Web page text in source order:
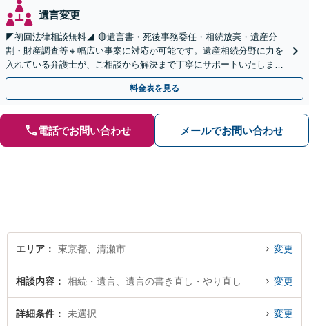
遺言変更
◤初回法律相談無料◢ 🔴遺言書・死後事務委任・相続放棄・遺産分
割・財産調査等🔸幅広い事案に対応が可能です。遺産相続分野に力を
入れている弁護士が、ご相談から解決まで丁寧にサポートいたしま
す。まずはじっくりとお話ししてください。
料金表を見る
電話でお問い合わせ メールでお問い合わせ
エリア 東京都、清瀬市 変更
相談内容 相続・遺言、遺言の書き直し・やり直し 変更
詳細条件 未選択 変更